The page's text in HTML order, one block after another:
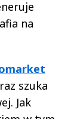
na
szuka
Jak